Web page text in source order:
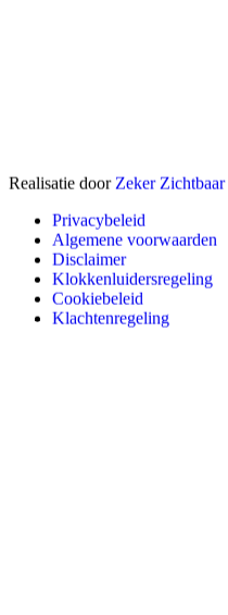
Realisatie door Zeker Zichtbaar
Privacybeleid
Algemene voorwaarden
Disclaimer
Klokkenluidersregeling
Cookiebeleid
Klachtenregeling